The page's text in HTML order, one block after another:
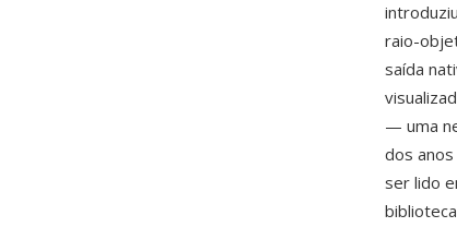
raio-
saída
— uma
dos
ser lido